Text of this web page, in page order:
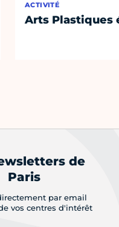
ACTIVITÉ
Arts Plastiques
de
Paris
par email
vos centres d'intérêt